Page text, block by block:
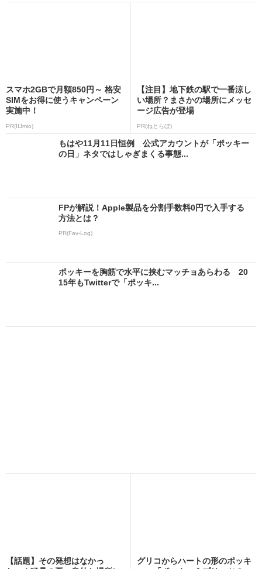
スマホ2GBで月額850円～ 格安
SIMをお得に使うキャンペーン
実施中！
PR(IIJmio)
【注目】地下鉄の駅で一番涼し
い場所？まさかの場所にメッセ
ージ広告が登場
PR(ねとらぼ)
もはや11月11日恒例 公式アカウントが「ポッキー
の日」ネタではしゃぎまくる事態...
FPが解説！Apple製品を分割手数料0円で入手する
方法とは？
PR(Fav-Log)
ポッキーを胸筋で水平に挟むマッチョあらわる 20
15年もTwitterで「ポッキ...
【話題】その発想はなかっ
グリコからハートの形のポッキ